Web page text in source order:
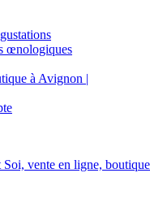
œnologiques
à Avignon |